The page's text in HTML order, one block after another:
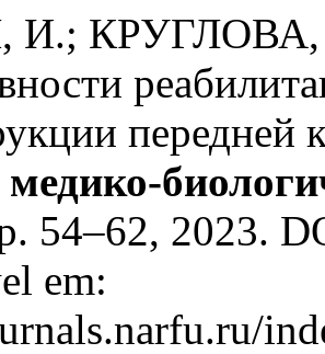
КРУГЛОВА,
передней
54–62, 2023.
em: